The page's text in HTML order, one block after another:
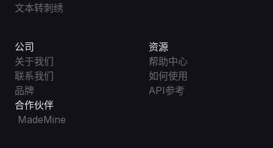
文本转刺绣
公司
关于我们
联系我们
品牌
合作伙伴
MadeMine
资源
帮助中心
如何使用
API参考